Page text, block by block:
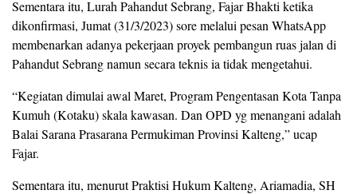
Sementara itu, Lurah Pahandut Sebrang, Fajar Bhakti ketika
dikonfirmasi, Jumat (31/3/2023) sore melalui pesan WhatsApp
membenarkan adanya pekerjaan proyek pembangun ruas jalan di
Pahandut Sebrang namun secara teknis ia tidak mengetahui.
“Kegiatan dimulai awal Maret, Program Pengentasan Kota Tanpa
Kumuh (Kotaku) skala kawasan. Dan OPD yg menangani adalah
Balai Sarana Prasarana Permukiman Provinsi Kalteng,” ucap
Fajar.
Sementara itu, menurut Praktisi Hukum Kalteng, Ariamadia, SH